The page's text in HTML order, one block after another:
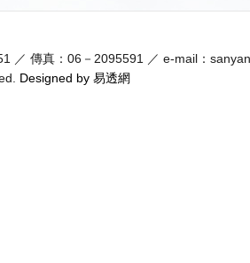
／ 傳真：06－2095591 ／ e-mail：
Designed by 易透網